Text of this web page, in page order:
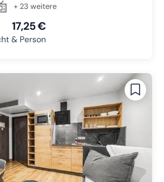
+ 23 weitere
17,25 €
& Person